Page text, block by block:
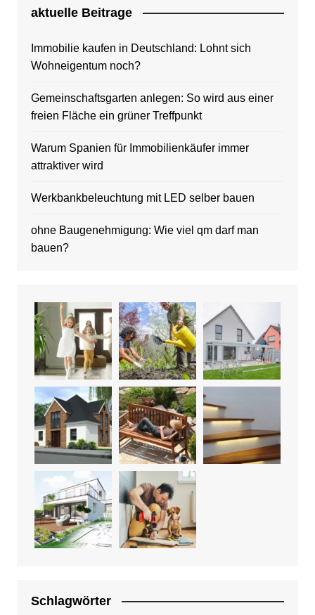
aktuelle Beitrage
Immobilie kaufen in Deutschland: Lohnt sich
Wohneigentum noch?
Gemeinschaftsgarten anlegen: So wird aus einer
freien Fläche ein grüner Treffpunkt
Warum Spanien für Immobilienkäufer immer
attraktiver wird
Werkbankbeleuchtung mit LED selber bauen
ohne Baugenehmigung: Wie viel qm darf man
bauen?
Schlagwörter